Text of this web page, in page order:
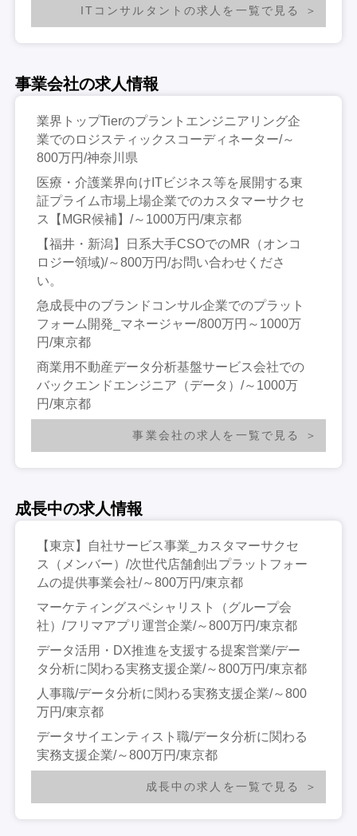
ITコンサルタントの求人を一覧で見る
事業会社の求人情報
業界トップTierのプラントエンジニアリング企
業でのロジスティックスコーディネーター/～
800万円/神奈川県
医療・介護業界向けITビジネス等を展開する東
証プライム市場上場企業でのカスタマーサクセ
ス【MGR候補】/～1000万円/東京都
【福井・新潟】日系大手CSOでのMR（オンコ
ロジー領域)/～800万円/お問い合わせくださ
い。
急成長中のブランドコンサル企業でのプラット
フォーム開発_マネージャー/800万円～1000万
円/東京都
商業用不動産データ分析基盤サービス会社での
バックエンドエンジニア（データ）/～1000万
円/東京都
事業会社の求人を一覧で見る
成長中の求人情報
【東京】自社サービス事業_カスタマーサクセ
ス（メンバー）/次世代店舗創出プラットフォー
ムの提供事業会社/～800万円/東京都
マーケティングスペシャリスト（グループ会
社）/フリマアプリ運営企業/～800万円/東京都
データ活用・DX推進を支援する提案営業/デー
タ分析に関わる実務支援企業/～800万円/東京都
人事職/データ分析に関わる実務支援企業/～800
万円/東京都
データサイエンティスト職/データ分析に関わる
実務支援企業/～800万円/東京都
成長中の求人を一覧で見る